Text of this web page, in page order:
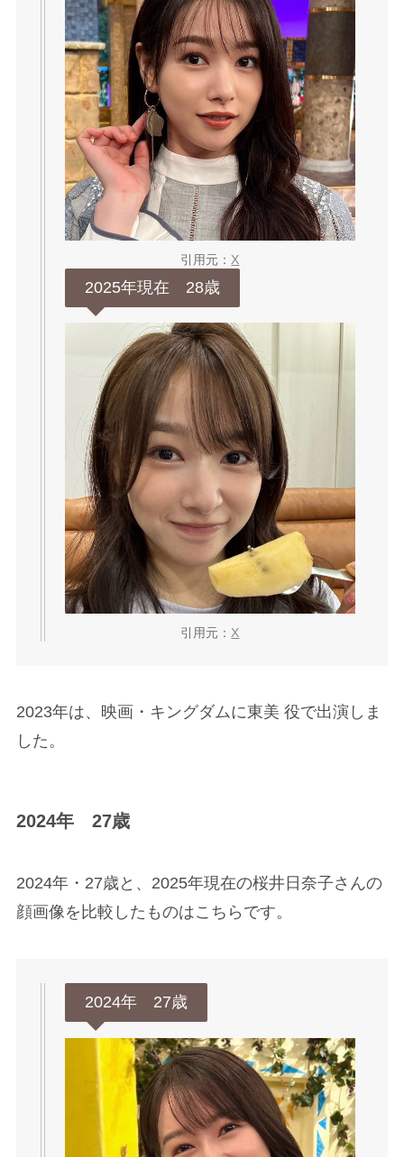
引用元： X
2025年現在 28歳
引用元： X
2023年は、映画・キングダムに東美 役で出演しま
した。
2024年 27歳
2024年・27歳と、2025年現在の桜井日奈子さんの
顔画像を比較したものはこちらです。
2024年 27歳